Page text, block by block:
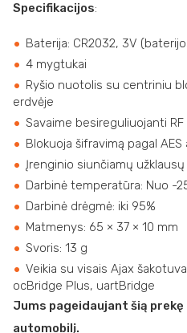
Specifikacijos:
Baterija: CR2032, 3V
4 mygtukai
Ryšio nuotolis su centriniu
erdvėje
Savaime besireguliuojanti RF
Blokuoja šifravimą pagal AES
Įrenginio siunčiamų
Darbinė temperatūra: Nuo -
Darbinė drėgmė: iki 95%
Matmenys: 65 × 37 × 10 mm
Svoris: 13 g
Veikia su visais Ajax
ocBridge Plus, uartBridge
Jums pageidaujant šią
automobilį.